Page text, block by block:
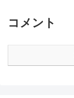
コメント